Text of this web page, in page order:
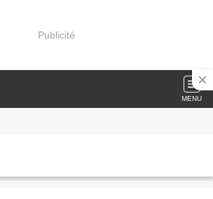
Publicité
MENU